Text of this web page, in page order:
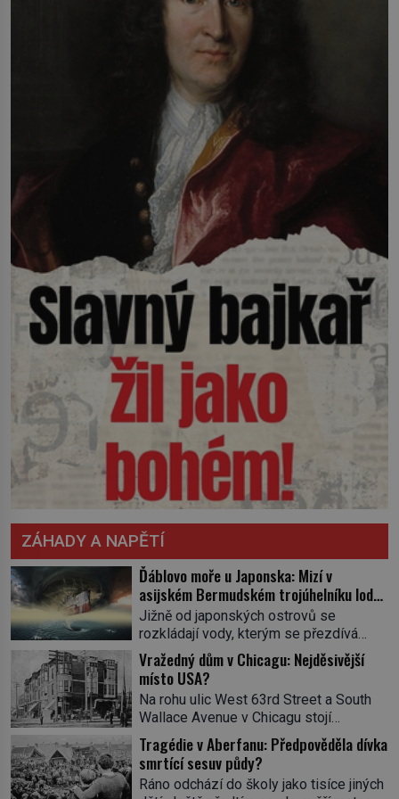
ZÁHADY A NAPĚTÍ
Ďáblovo moře u Japonska: Mizí v
asijském Bermudském trojúhelníku lodě
ve spárech neznámé síly?
Jižně od japonských ostrovů se
rozkládají vody, kterým se přezdívá
Ďáblovo moře. Vypráví se o lodích
mizejících beze stopy, podivných
světlech, zrádných proudech i mořských
dracích, kteří měli tyto končiny střežit už
v dávných legendách. Je tichomořský
Dračí trojúhelník skutečně prokletým
místem, nebo se zde jen nebezpečná
příroda proměnila v jednu z
nejpůsobivějších námořních záhad? […]
Vražedný dům v Chicagu: Nejděsivější
místo USA?
Na rohu ulic West 63rd Street a South
Wallace Avenue v Chicagu stojí
nenápadná pošta. Nemá žádný speciální
nápis ani pamětní desku. A přesto prý
místní zaměstnanci neradi chodí do
sklepa. Právě tady totiž sídlil sériový
Tragédie v Aberfanu: Předpověděla dívka
smrtící sesuv půdy?
Ráno odchází do školy jako tisíce jiných